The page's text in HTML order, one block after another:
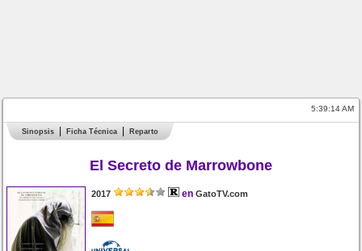
5:39:14 AM
Sinopsis Ficha Técnica Reparto
El Secreto de Marrowbone
2017 en GatoTV.com